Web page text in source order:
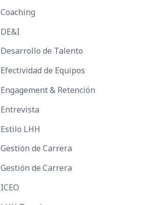
Coaching
DE&I
Desarrollo de Talento
Efectividad de Equipos
Engagement & Retención
Entrevista
Estilo LHH
Gestión de Carrera
Gestión de Carrera
ICEO